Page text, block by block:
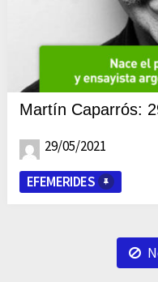
Martín Caparrós:
29/05/2021
EFEMERIDES